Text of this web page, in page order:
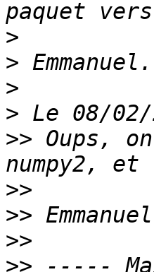
>
>
>
>
>> Oups,
>>
>>
>>
>>